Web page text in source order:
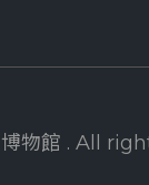
物館 . All